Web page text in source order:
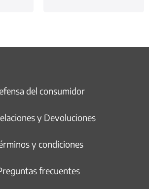
del consumidor
y Devoluciones
y condiciones
frecuentes